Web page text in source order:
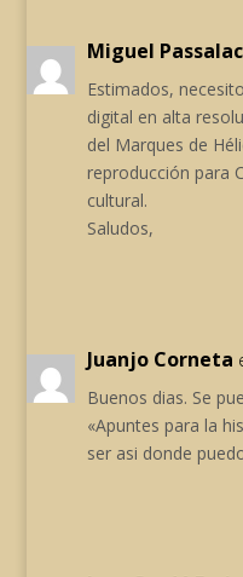
Miguel
Estimados,
digital en alta
del Marques de
reproducción para
cultural.
Saludos,
Juanjo Corneta
Buenos dias. Se
«Apuntes para la
ser asi donde